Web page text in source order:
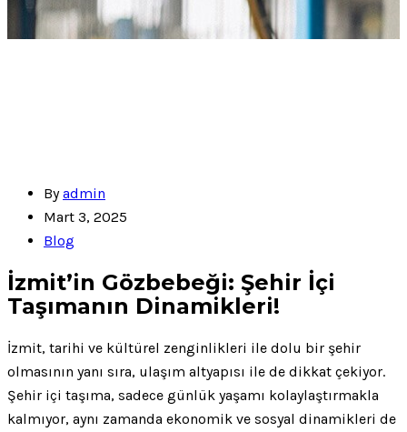
Byadmin
Mart 3, 2025
Blog
İzmit’in Gözbebeği: Şehir İçi
Taşımanın Dinamikleri!
İzmit, tarihi ve kültürel zenginlikleri ile dolu bir şehir
olmasının yanı sıra, ulaşım altyapısı ile de dikkat çekiyor.
Şehir içi taşıma, sadece günlük yaşamı kolaylaştırmakla
kalmıyor, aynı zamanda ekonomik ve sosyal dinamikleri de